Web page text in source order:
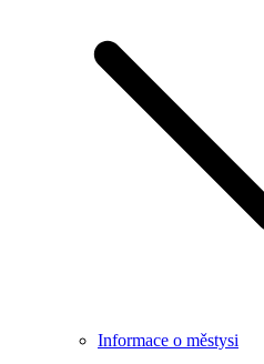
Informace o městysi